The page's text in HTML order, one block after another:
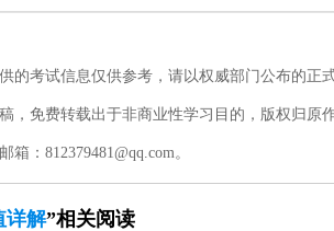
的考试信息仅供参考，请以权威部门公布的正
，免费转载出于非商业性学习目的，版权归原
：812379481@qq.com。
详解”相关阅读